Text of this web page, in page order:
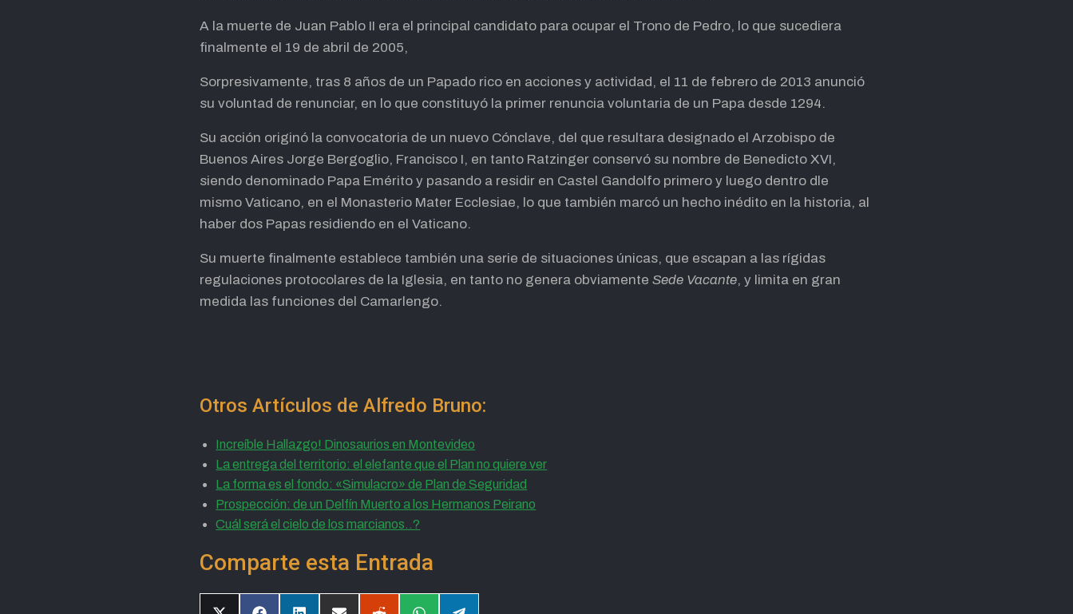
A la muerte de Juan Pablo II era el principal candidato para ocupar el Trono de Pedro, lo que sucediera
finalmente el 19 de abril de 2005,
Sorpresivamente, tras 8 años de un Papado rico en acciones y actividad, el 11 de febrero de 2013 anunció
su voluntad de renunciar, en lo que constituyó la primer renuncia voluntaria de un Papa desde 1294.
Su acción originó la convocatoria de un nuevo Cónclave, del que resultara designado el Arzobispo de
Buenos Aires Jorge Bergoglio, Francisco I, en tanto Ratzinger conservó su nombre de Benedicto XVI,
siendo denominado Papa Emérito y pasando a residir en Castel Gandolfo primero y luego dentro dle
mismo Vaticano, en el Monasterio Mater Ecclesiae, lo que también marcó un hecho inédito en la historia, al
haber dos Papas residiendo en el Vaticano.
Su muerte finalmente establece también una serie de situaciones únicas, que escapan a las rígidas
regulaciones protocolares de la Iglesia, en tanto no genera obviamenteSede Vacante, y limita en gran
medida las funciones del Camarlengo.
Otros Artículos de Alfredo Bruno:
Increíble Hallazgo! Dinosaurios en Montevideo
La entrega del territorio: el elefante que el Plan no quiere ver
La forma es el fondo: «Simulacro» de Plan de Seguridad
Prospección: de un Delfín Muerto a los Hermanos Peirano
Cuál será el cielo de los marcianos..?
Comparte esta Entrada